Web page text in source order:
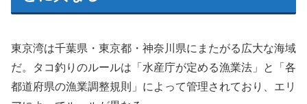
東京湾は千葉県・東京都・神奈川県にまたがる広大な海域
だ。タコ釣りのルールは「水産庁が定める漁業法」と「各
都道府県の漁業調整規則」によって管理されており、エリ